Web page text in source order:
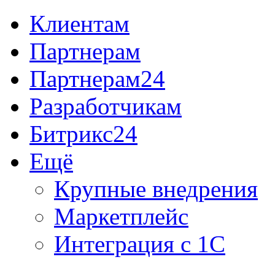
Клиентам
Партнерам
Партнерам24
Разработчикам
Битрикс24
Ещё
Крупные внедрения
Маркетплейс
Интеграция с 1С